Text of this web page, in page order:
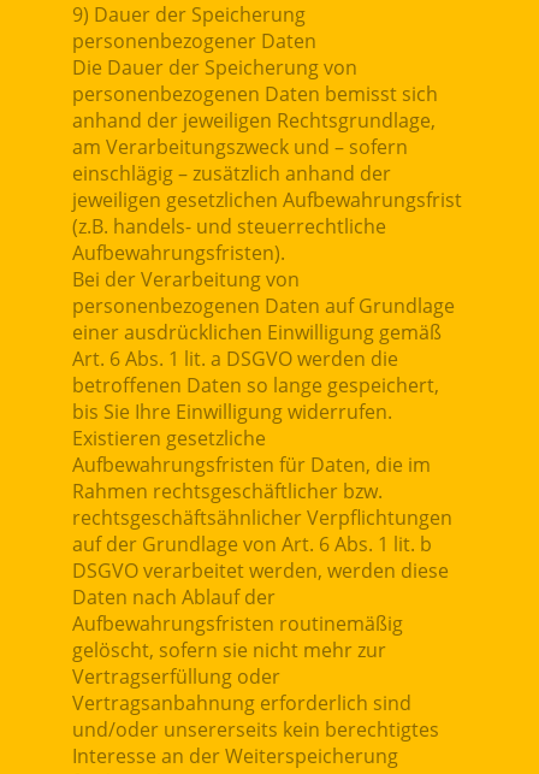
9) Dauer der Speicherung
personenbezogener Daten
Die Dauer der Speicherung von
personenbezogenen Daten bemisst sich
anhand der jeweiligen Rechtsgrundlage,
am Verarbeitungszweck und – sofern
einschlägig – zusätzlich anhand der
jeweiligen gesetzlichen Aufbewahrungsfrist
(z.B. handels- und steuerrechtliche
Aufbewahrungsfristen).
Bei der Verarbeitung von
personenbezogenen Daten auf Grundlage
einer ausdrücklichen Einwilligung gemäß
Art. 6 Abs. 1 lit. a DSGVO werden die
betroffenen Daten so lange gespeichert,
bis Sie Ihre Einwilligung widerrufen.
Existieren gesetzliche
Aufbewahrungsfristen für Daten, die im
Rahmen rechtsgeschäftlicher bzw.
rechtsgeschäftsähnlicher Verpflichtungen
auf der Grundlage von Art. 6 Abs. 1 lit. b
DSGVO verarbeitet werden, werden diese
Daten nach Ablauf der
Aufbewahrungsfristen routinemäßig
gelöscht, sofern sie nicht mehr zur
Vertragserfüllung oder
Vertragsanbahnung erforderlich sind
und/oder unsererseits kein berechtigtes
Interesse an der Weiterspeicherung